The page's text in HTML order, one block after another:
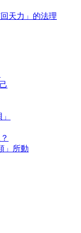
天力」的法理
」所動